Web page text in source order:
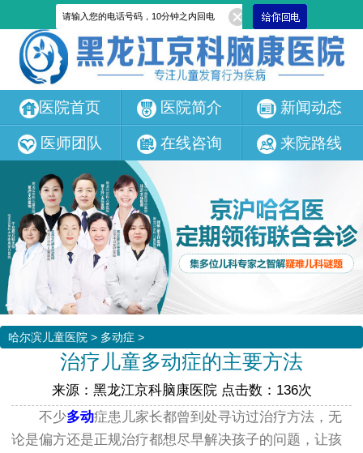
医院首页 医院简介 新闻动态
医师团队 在线咨询 来院路线
哈尔滨儿童医院 > 多动症 >
治疗儿童多动症的主要方法
来源：黑龙江京科脑康医院 点击数：136次
不少多动症患儿家长都曾到处寻访过治疗方法，无
论是偏方还是正规治疗都想尽早解决孩子的问题，让孩